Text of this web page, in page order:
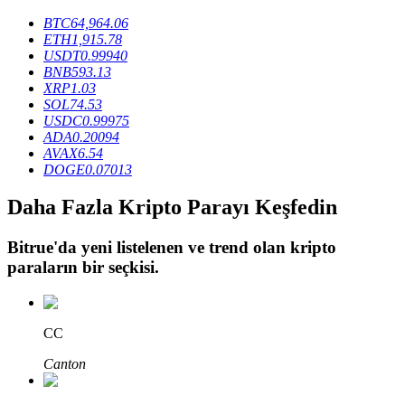
BTR Kilitleme
BTR sahiplerine özel yatırımlar
Krediler
Kripto destekli borçlanma hizmeti
BTC64,964.06
ETH1,915.78
USDT0.99940
BNB593.13
XRP1.03
SOL74.53
USDC0.99975
ADA0.20094
AVAX6.54
DOGE0.07013
Daha Fazla Kripto Parayı Keşfedin
Bitrue'da yeni listelenen ve trend olan kripto
paraların bir seçkisi.
CC
Canton